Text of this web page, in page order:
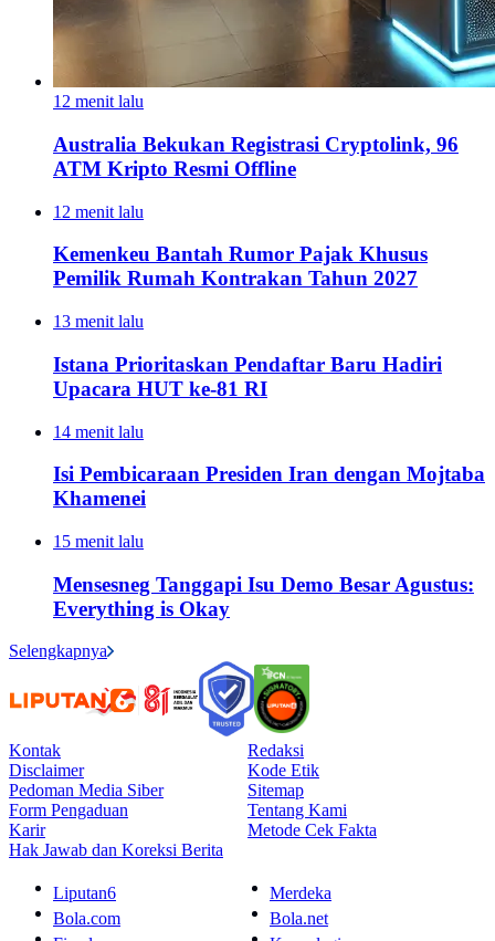
12 menit lalu
Australia Bekukan Registrasi Cryptolink, 96
ATM Kripto Resmi Offline
12 menit lalu
Kemenkeu Bantah Rumor Pajak Khusus
Pemilik Rumah Kontrakan Tahun 2027
13 menit lalu
Istana Prioritaskan Pendaftar Baru Hadiri
Upacara HUT ke-81 RI
14 menit lalu
Isi Pembicaraan Presiden Iran dengan Mojtaba
Khamenei
15 menit lalu
Mensesneg Tanggapi Isu Demo Besar Agustus:
Everything is Okay
Selengkapnya
Kontak
Redaksi
Disclaimer
Kode Etik
Pedoman Media Siber
Sitemap
Form Pengaduan
Tentang Kami
Karir
Metode Cek Fakta
Hak Jawab dan Koreksi Berita
Liputan6
Merdeka
Bola.com
Bola.net